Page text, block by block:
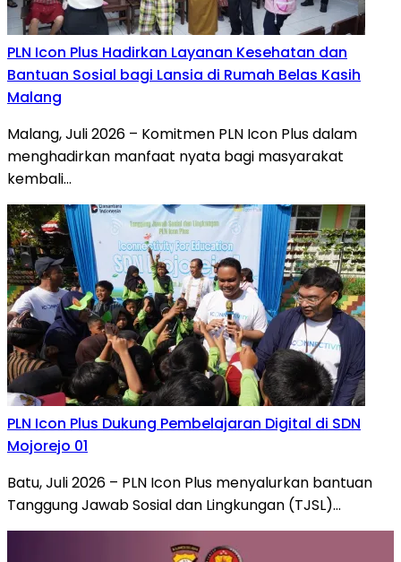
PLN Icon Plus Hadirkan Layanan Kesehatan dan
Bantuan Sosial bagi Lansia di Rumah Belas Kasih
Malang
Malang, Juli 2026 – Komitmen PLN Icon Plus dalam
menghadirkan manfaat nyata bagi masyarakat
kembali…
PLN Icon Plus Dukung Pembelajaran Digital di SDN
Mojorejo 01
Batu, Juli 2026 – PLN Icon Plus menyalurkan bantuan
Tanggung Jawab Sosial dan Lingkungan (TJSL)…